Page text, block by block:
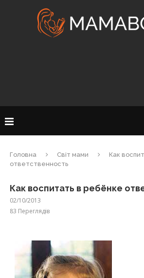
Головна Світ мами
Как
ответственность
Как воспитать в ребёнке
02/10/2013
83 Переглядів